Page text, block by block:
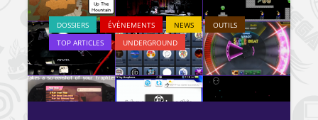
DOSSIERS ÉVÉNEMENTS NEWS
OUTILS
TOP ARTICLES
UNDERGROUND